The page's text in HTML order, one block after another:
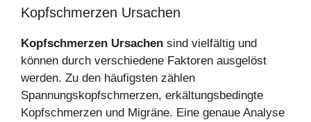
Kopfschmerzen Ursachen
Kopfschmerzen Ursachen sind vielfältig und
können durch verschiedene Faktoren ausgelöst
werden. Zu den häufigsten zählen
Spannungskopfschmerzen, erkältungsbedingte
Kopfschmerzen und Migräne. Eine genaue Analyse